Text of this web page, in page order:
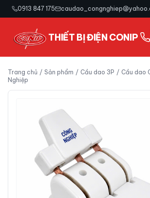
0913 847 175
THIẾT BỊ ĐIỆN CONIP
Trang chủ / Sản phẩm / Cầu dao 3P / Cầu dao
Nghiệp